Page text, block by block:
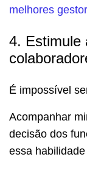
melhores
4. Estimule
É impossível
Acompanhar
decisão dos
essa